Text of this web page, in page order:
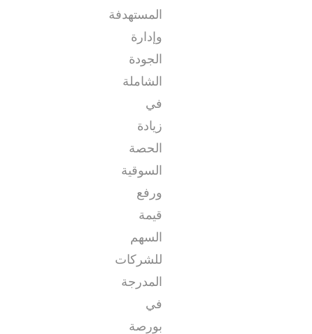
المستهدفة
وإدارة
الجودة
الشاملة
في
زيادة
الحصة
السوقية
ورفع
قيمة
السهم
للشركات
المدرجة
في
بورصة